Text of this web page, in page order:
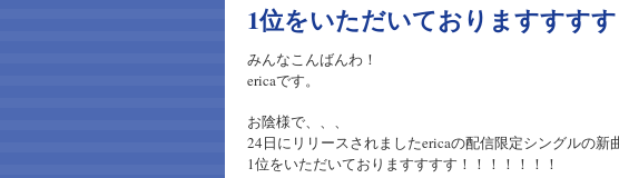
1位をいただいておりますすすす
みんなこんばんわ！
ericaです。
お陰様で、、、
24日にリリースされましたericaの配信限定シングルの
1位をいただいておりますすすす！！！！！！！